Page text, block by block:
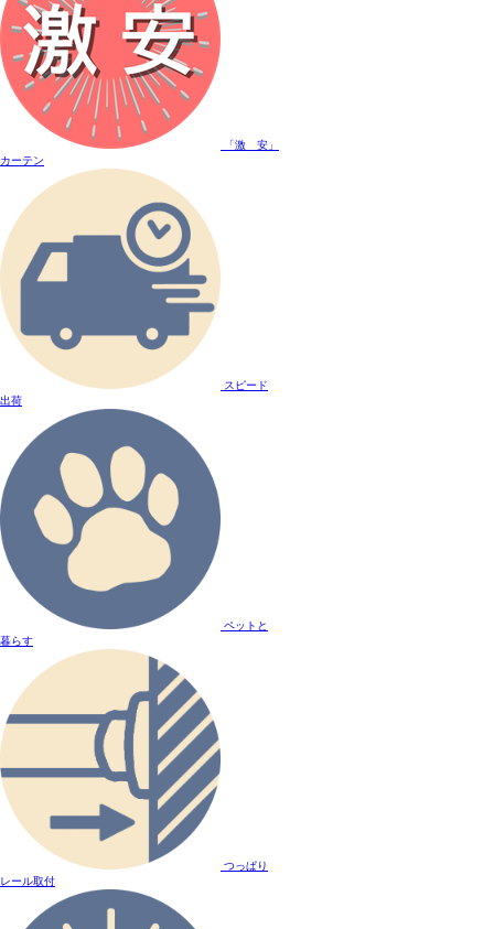
「激 安」
カーテン
スピード
出荷
ペットと
暮らす
つっぱり
レール取付